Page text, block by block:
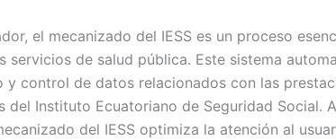
el mecanizado del IESS es un proceso
servicios de salud pública. Este sistema
y control de datos relacionados con las
del Instituto Ecuatoriano de Seguridad Social.
del IESS optimiza la atención al